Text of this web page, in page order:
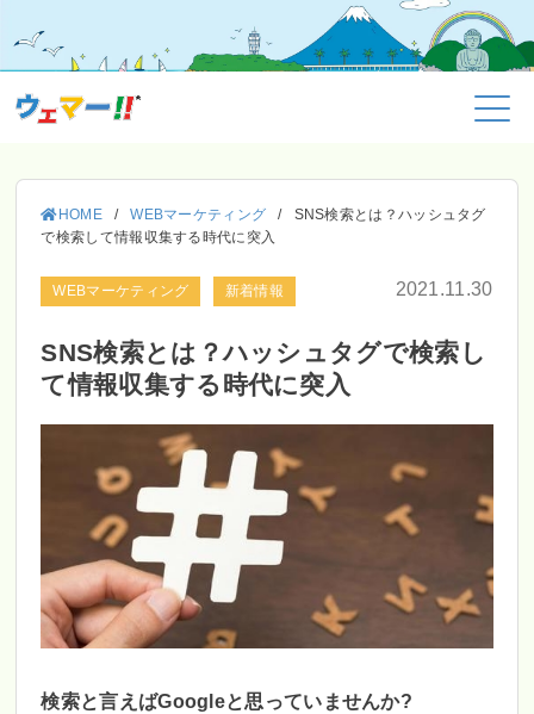
HOME / WEBマーケティング /
SNS検索とは？ハッシュタグ
で検索して情報収集する時代に突入
WEBマーケティング 新着情報 2021.11.30
SNS検索とは？ハッシュタグで検索し
て情報収集する時代に突入
検索と言えばGoogleと思っていませんか?